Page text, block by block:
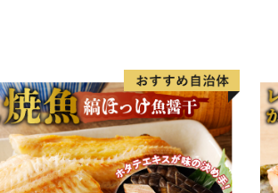
1. オンラインで申請する
スマートフォンアプリ「
バーカードをかざすだけで
了します。
2. ご自身でダウンロード